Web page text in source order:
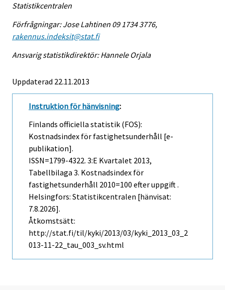
Statistikcentralen
Förfrågningar: Jose Lahtinen 09 1734 3776,
rakennus.indeksit@stat.fi
Ansvarig statistikdirektör: Hannele Orjala
Uppdaterad 22.11.2013
Instruktion för hänvisning:
Finlands officiella statistik (FOS):
Kostnadsindex för fastighetsunderhåll [e-
publikation].
ISSN=1799-4322. 3:e Kvartalet 2013,
Tabellbilaga 3. Kostnadsindex för
fastighetsunderhåll 2010=100 efter uppgift .
Helsingfors: Statistikcentralen [hänvisat:
7.8.2026].
Åtkomstsätt:
http://stat.fi/til/kyki/2013/03/kyki_2013_03_2
013-11-22_tau_003_sv.html